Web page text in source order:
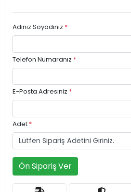
Adınız Soyadınız *
Telefon Numaranız *
E-Posta Adresiniz *
Adet *
Ön Sipariş Ver